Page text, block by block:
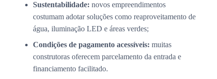
Sustentabilidade: novos empreendimentos
costumam adotar soluções como reaproveitamento de
água, iluminação LED e áreas verdes;
Condições de pagamento acessíveis: muitas
construtoras oferecem parcelamento da entrada e
financiamento facilitado.